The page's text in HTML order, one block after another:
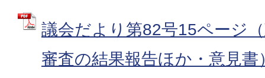
議会だより第82号15ページ
審査の結果報告ほか・意見